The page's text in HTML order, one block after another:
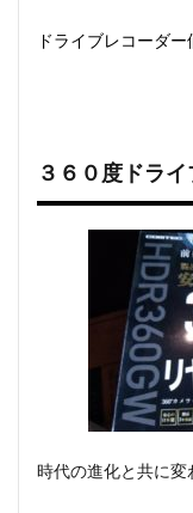
ドライブレコーダ
３６０度ドラ
時代の進化と共に